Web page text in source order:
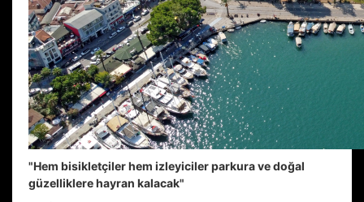
"Hem bisikletçiler hem izleyiciler parkura ve doğal
güzelliklere hayran kalacak"